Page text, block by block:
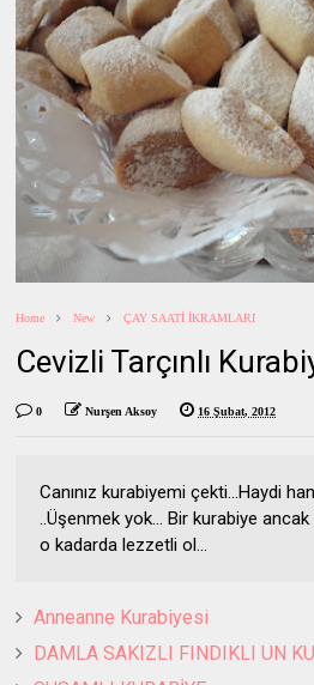
Home New ÇAY SAATİ İKRAMLARI
Cevizli Tarçınlı
0 Nurşen Aksoy 16 Şubat, 2012
Canınız kurabiyemi çekti...Haydi
..Üşenmek yok... Bir kurabiye
o kadarda lezzetli ol...
Anneanne Kurabiyesi
DAMLA SAKIZLI FINDIKLI UN